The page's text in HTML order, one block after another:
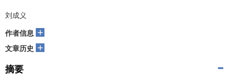
刘成义
作者信息 +
文章历史 +
摘要